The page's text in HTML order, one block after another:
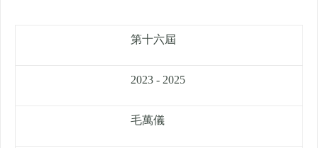
第十六屆
2023 - 2025
毛萬儀